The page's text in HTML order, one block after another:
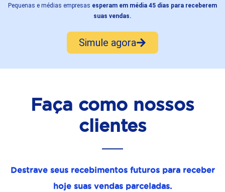
Pequenas e médias empresas esperam em média 45 dias para receberem
suas vendas.
Simule agora
Faça como nossos
clientes
Destrave seus recebimentos futuros para receber
hoje suas vendas parceladas.